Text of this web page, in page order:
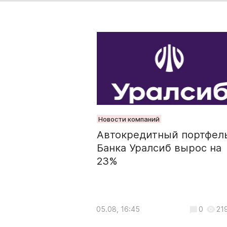
Новости компаний
Автокредитный
Банка Уралсиб вырос на
23%
05.08, 16:45 0